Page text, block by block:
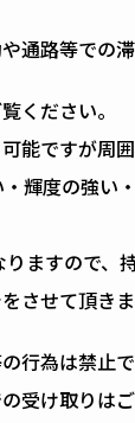
通路等での滞
ください。
能ですが周
輝度の強
ますので、
させて頂きま
行為は禁止で
け取りはご